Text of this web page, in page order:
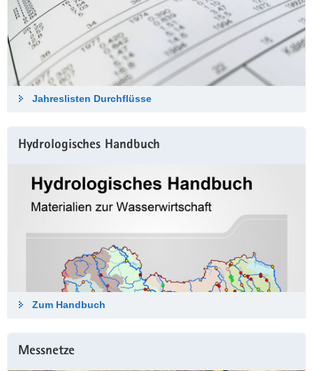
Jahreslisten Durch­flüsse
Hydrologisches Hand­buch
Zum Hand­buch
Messnetze